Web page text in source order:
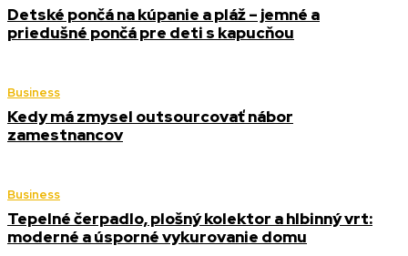
Detské pončá na kúpanie a pláž – jemné a
priedušné pončá pre deti s kapucňou
Business
Kedy má zmysel outsourcovať nábor
zamestnancov
Business
Tepelné čerpadlo, plošný kolektor a hlbinný vrt:
moderné a úsporné vykurovanie domu